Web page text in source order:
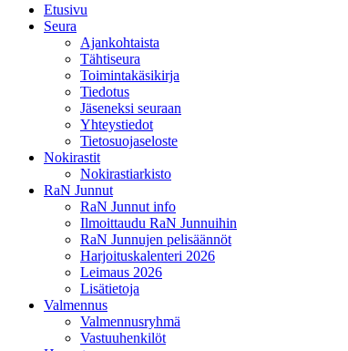
Etusivu
Seura
Ajankohtaista
Tähtiseura
Toimintakäsikirja
Tiedotus
Jäseneksi seuraan
Yhteystiedot
Tietosuojaseloste
Nokirastit
Nokirastiarkisto
RaN Junnut
RaN Junnut info
Ilmoittaudu RaN Junnuihin
RaN Junnujen pelisäännöt
Harjoituskalenteri 2026
Leimaus 2026
Lisätietoja
Valmennus
Valmennusryhmä
Vastuuhenkilöt